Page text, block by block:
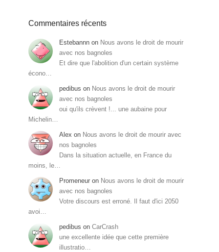
Commentaires récents
Estebannn on Nous avons le droit de mourir
avec nos bagnoles
Et dire que l'abolition d'un certain système
écono…
pedibus on Nous avons le droit de mourir
avec nos bagnoles
oui qu'ils crèvent !... une aubaine pour
Michelin…
Alex on Nous avons le droit de mourir avec
nos bagnoles
Dans la situation actuelle, en France du
moins, le…
Promeneur on Nous avons le droit de mourir
avec nos bagnoles
Votre discours est erroné. Il faut d'ici 2050
avoi…
pedibus on CarCrash
une excellente idée que cette première
illustratio…